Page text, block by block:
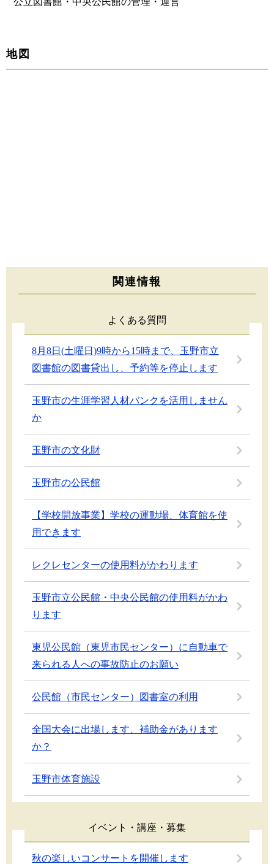
地図
関連情報
よくある質問
8月8日(土曜日)9時から15時まで、玉野市立
図書館の図書貸出し、予約等を停止します
玉野市の生涯学習人材バンクを活用しません
か
玉野市の文化財
玉野市の公民館
【学校開放事業】学校の運動場、体育館を使
用できます
レクレセンターの使用料がかわります
玉野市立公民館・中央公民館の使用料がかわ
ります
東児公民館（東児市民センター）に自動車で
来られる人への事故防止のお願い
公民館（市民センター）図書室の利用
全国大会に出場します、補助金があります
か？
玉野市体育施設
イベント・講座・募集
秋の楽しいコンサートを開催します